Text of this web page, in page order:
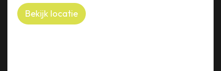
Bekijk locatie